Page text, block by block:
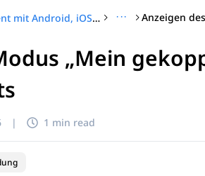
Avaya Workplace-Client mit Android, iOS, Mac und Windows verwenden ···
„Mein
| 1 min read